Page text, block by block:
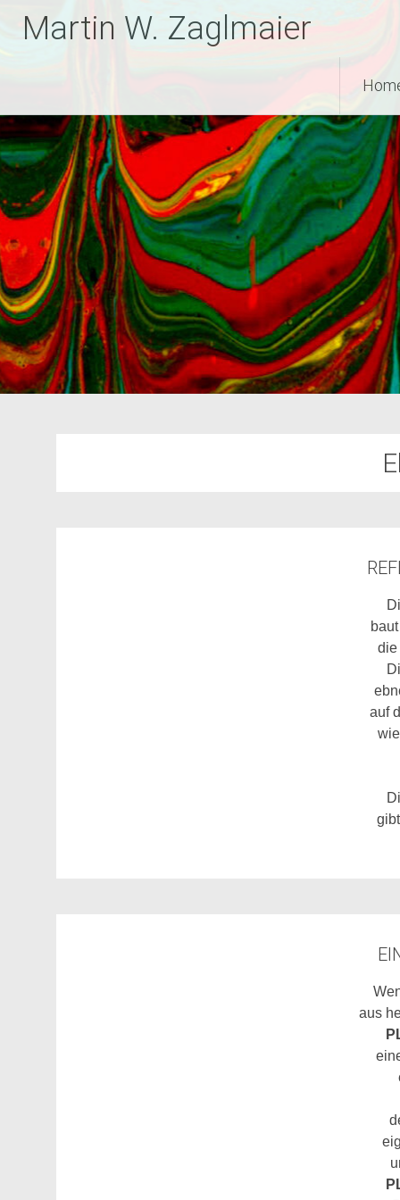
InhaltMartin W. Zaglmaier
die
auf
aus